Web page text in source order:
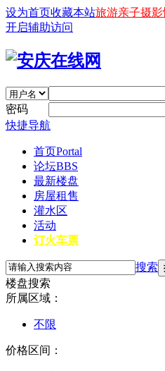
设为首页收藏本站旅游亲子摄影
开启辅助访问
密码
快捷导航
首页Portal
论坛BBS
最新楼盘
房屋租售
灌水区
活动
订火车票
搜索
楼盘搜索
所属区域：
不限
价格区间：